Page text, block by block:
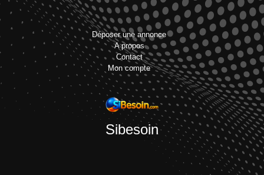
Déposer une annonce
A propos
Contact
Mon compte
Sibesoin